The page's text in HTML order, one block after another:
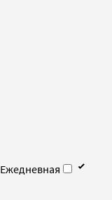
Ежедневная